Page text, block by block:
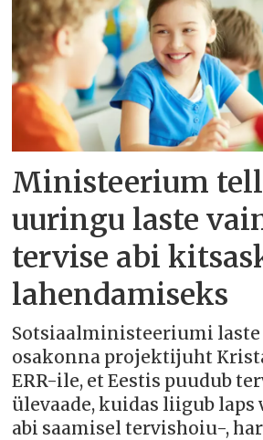
Ministeerium
uuringu laste
tervise abi
lahendamiseks
Sotsiaalministeeriumi laste
osakonna projektijuht
ERR-ile, et Eestis puudub
ülevaade, kuidas liigub laps
abi saamisel tervishoiu-,